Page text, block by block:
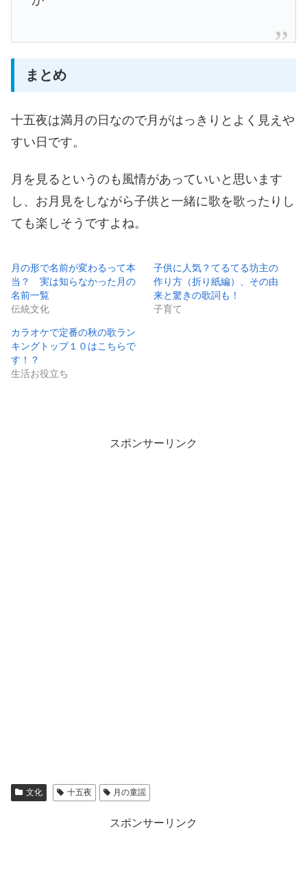
まとめ
十五夜は満月の日なので月がはっきりとよく見えや
すい日です。
月を見るというのも風情があっていいと思います
し、お月見をしながら子供と一緒に歌を歌ったりし
ても楽しそうですよね。
月の形で名前が変わるって本
当？ 実は知らなかった月の
名前一覧
伝統文化
子供に人気？てるてる坊主の
作り方（折り紙編）、その由
来と驚きの歌詞も！
子育て
カラオケで定番の秋の歌ラン
キングトップ１０はこちらで
す！？
生活お役立ち
スポンサーリンク
文化 十五夜 月の童謡
スポンサーリンク